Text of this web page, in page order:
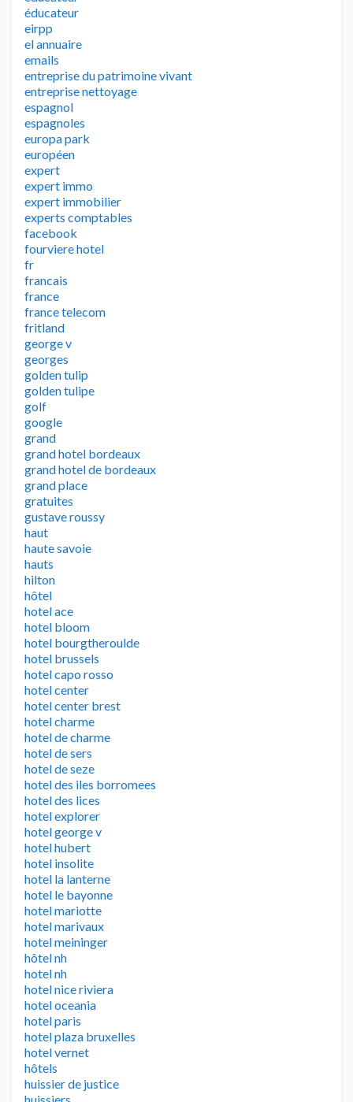
éducateur
eirpp
el annuaire
emails
entreprise du patrimoine vivant
entreprise nettoyage
espagnol
espagnoles
europa park
européen
expert
expert immo
expert immobilier
experts comptables
facebook
fourviere hotel
fr
francais
france
france telecom
fritland
george v
georges
golden tulip
golden tulipe
golf
google
grand
grand hotel bordeaux
grand hotel de bordeaux
grand place
gratuites
gustave roussy
haut
haute savoie
hauts
hilton
hôtel
hotel ace
hotel bloom
hotel bourgtheroulde
hotel brussels
hotel capo rosso
hotel center
hotel center brest
hotel charme
hotel de charme
hotel de sers
hotel de seze
hotel des iles borromees
hotel des lices
hotel explorer
hotel george v
hotel hubert
hotel insolite
hotel la lanterne
hotel le bayonne
hotel mariotte
hotel marivaux
hotel meininger
hôtel nh
hotel nh
hotel nice riviera
hotel oceania
hotel paris
hotel plaza bruxelles
hotel vernet
hôtels
huissier de justice